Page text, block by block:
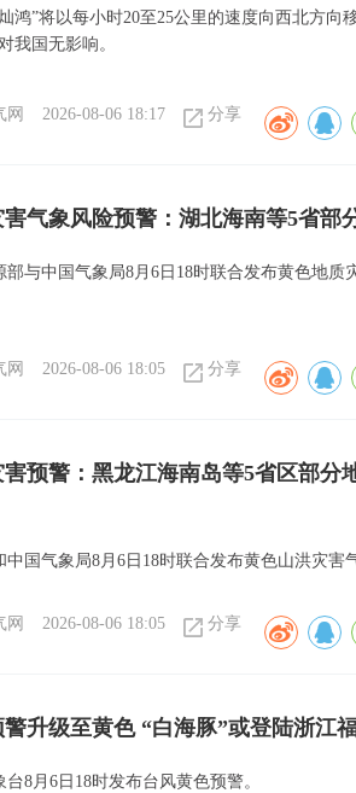
鸿”将以每小时20至25公里的速度向西北方向
我国无影响。
网 2026-08-06 18:17 分享
气象风险预警：湖北海南等5省部
部与中国气象局8月6日18时联合发布黄色地质
网 2026-08-06 18:05 分享
害预警：黑龙江海南岛等5省区部分
中国气象局8月6日18时联合发布黄色山洪灾害
网 2026-08-06 18:05 分享
警升级至黄色 “白海豚”或登陆浙江
台8月6日18时发布台风黄色预警。